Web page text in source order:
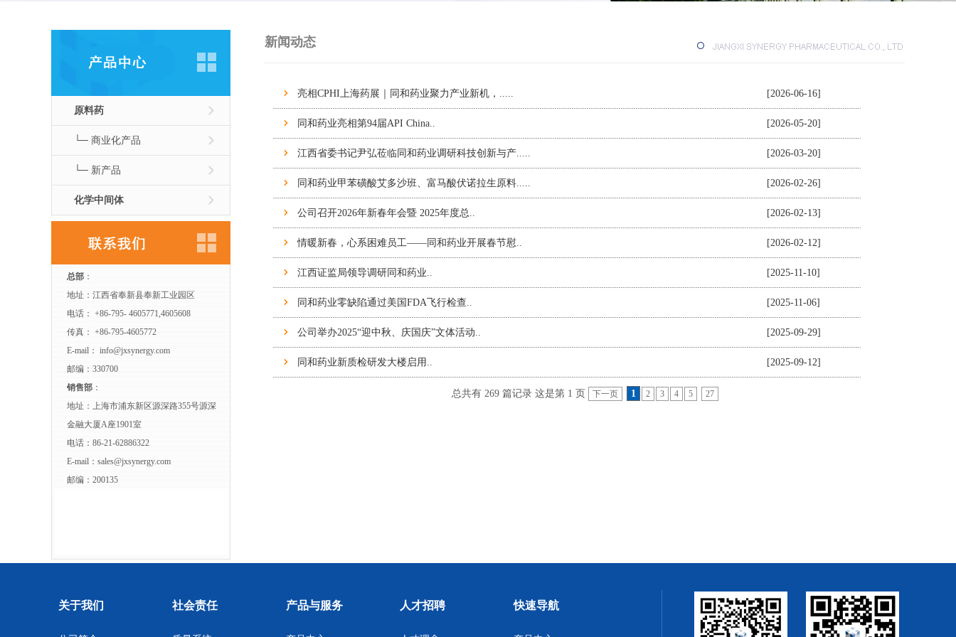
原料药
└─ 商业化产品
└─ 新产品
化学中间体
总部 ：
地址：江西省奉新县奉新工业园区
电话： +86-795- 4605771,4605608
传真： +86-795-4605772
E-mail： info@jxsynergy.com
邮编：330700
销售部 ：
地址：上海市浦东新区源深路355号源深
金融大厦A座1901室
电话：86-21-62886322
E-mail： sales@jxsynergy.com
邮编：200135
新闻动态
亮相CPHI上海药展｜同和药业聚力产业新机，..... [2026-06-16]
同和药业亮相第94届API China.. [2026-05-20]
江西省委书记尹弘莅临同和药业调研科技创新与产..... [2026-03-20]
同和药业甲苯磺酸艾多沙班、富马酸伏诺拉生原料..... [2026-02-26]
公司召开2026年新春年会暨 2025年度总.. [2026-02-13]
情暖新春，心系困难员工——同和药业开展春节慰.. [2026-02-12]
江西证监局领导调研同和药业.. [2025-11-10]
同和药业零缺陷通过美国FDA飞行检查.. [2025-11-06]
公司举办2025“迎中秋、庆国庆”文体活动.. [2025-09-29]
同和药业新质检研发大楼启用 .. [2025-09-12]
总共有 269 篇记录 这是第 1 页 下一页 1 2 3 4 5 27
关于我们 社会责任 产品与服务 人才招聘 快速导航